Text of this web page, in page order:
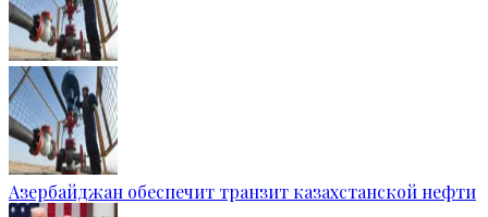
Азербайджан обеспечит транзит казахстанской нефти